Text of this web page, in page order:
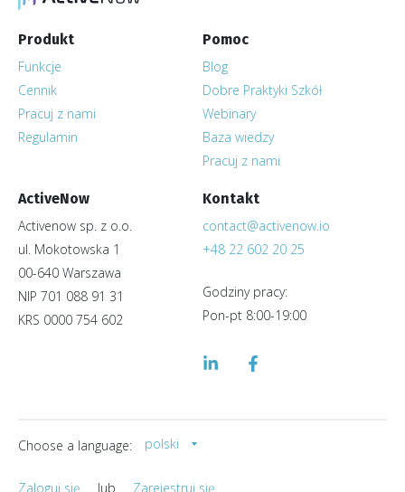
Produkt
Funkcje
Cennik
Pracuj z nami
Regulamin
Pomoc
Blog
Dobre Praktyki Szkół
Webinary
Baza wiedzy
Pracuj z nami
ActiveNow
Activenow sp. z o.o.
ul. Mokotowska 1
00-640 Warszawa
NIP 701 088 91 31
KRS 0000 754 602
Kontakt
contact@activenow.io
+48 22 602 20 25
Godziny pracy:
Pon-pt 8:00-19:00
Choose a language: polski
Zaloguj się lub Zarejestruj się